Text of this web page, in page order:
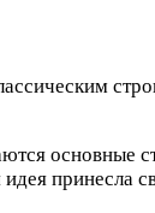
принесла